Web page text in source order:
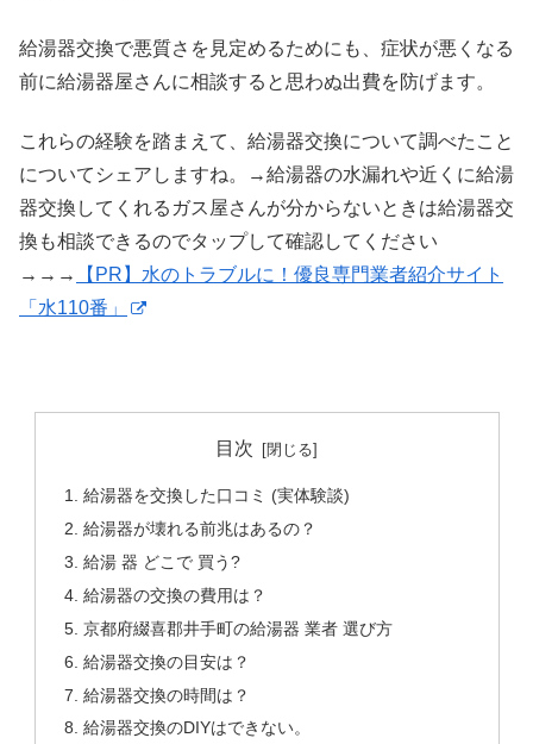
給湯器交換で悪質さを見定めるためにも、症状が悪くなる
前に給湯器屋さんに相談すると思わぬ出費を防げます。
これらの経験を踏まえて、給湯器交換について調べたこと
についてシェアしますね。→給湯器の水漏れや近くに給湯
器交換してくれるガス屋さんが分からないときは給湯器交
換も相談できるのでタップして確認してください
→→→
【PR】水のトラブルに！優良専門業者紹介サイト
「水110番」
目次
給湯器を交換した口コミ (実体験談)
給湯器が壊れる前兆はあるの？
給湯 器 どこで 買う?
給湯器の交換の費用は？
京都府綴喜郡井手町の給湯器 業者 選び方
給湯器交換の目安は？
給湯器交換の時間は？
給湯器交換のDIYはできない。